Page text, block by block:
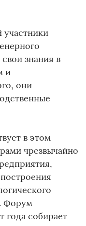
участники
знания в
и
они
в этом
чрезвычайно
Форум
года собирает